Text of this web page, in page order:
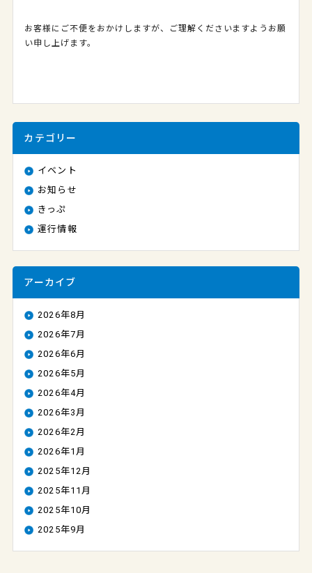
お客様にご不便をおかけしますが、ご理解くださいますようお願
い申し上げます。
カテゴリー
イベント
お知らせ
きっぷ
運行情報
アーカイブ
2026年8月
2026年7月
2026年6月
2026年5月
2026年4月
2026年3月
2026年2月
2026年1月
2025年12月
2025年11月
2025年10月
2025年9月